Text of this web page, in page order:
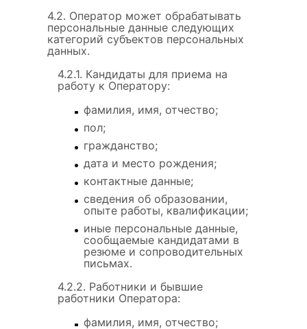
4.2. Оператор может обрабатывать
персональные данные следующих
категорий субъектов персональных
данных.
4.2.1. Кандидаты для приема на
работу к Оператору:
фамилия, имя, отчество;
пол;
гражданство;
дата и место рождения;
контактные данные;
сведения об образовании,
опыте работы, квалификации;
иные персональные данные,
сообщаемые кандидатами в
резюме и сопроводительных
письмах.
4.2.2. Работники и бывшие
работники Оператора:
фамилия, имя, отчество;